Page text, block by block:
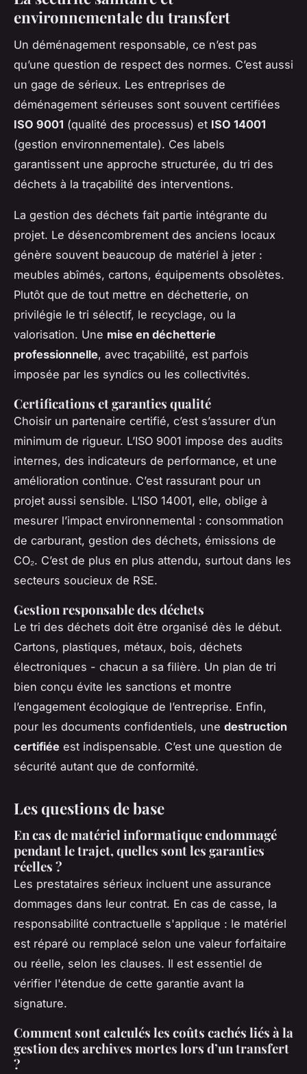
environnementale du transfert
Un déménagement responsable, ce n’est pas
qu’une question de respect des normes. C’est aussi
un gage de sérieux. Les entreprises de
déménagement sérieuses sont souvent certifiées
ISO 9001 (qualité des processus) et ISO 14001
(gestion environnementale). Ces labels
garantissent une approche structurée, du tri des
déchets à la traçabilité des interventions.
La gestion des déchets fait partie intégrante du
projet. Le désencombrement des anciens locaux
génère souvent beaucoup de matériel à jeter :
meubles abîmés, cartons, équipements obsolètes.
Plutôt que de tout mettre en déchetterie, on
privilégie le tri sélectif, le recyclage, ou la
valorisation. Une mise en déchetterie
professionnelle, avec traçabilité, est parfois
imposée par les syndics ou les collectivités.
Certifications et garanties qualité
Choisir un partenaire certifié, c’est s’assurer d’un
minimum de rigueur. L’ISO 9001 impose des audits
internes, des indicateurs de performance, et une
amélioration continue. C’est rassurant pour un
projet aussi sensible. L’ISO 14001, elle, oblige à
mesurer l’impact environnemental : consommation
de carburant, gestion des déchets, émissions de
CO₂. C’est de plus en plus attendu, surtout dans les
secteurs soucieux de RSE.
Gestion responsable des déchets
Le tri des déchets doit être organisé dès le début.
Cartons, plastiques, métaux, bois, déchets
électroniques - chacun a sa filière. Un plan de tri
bien conçu évite les sanctions et montre
l’engagement écologique de l’entreprise. Enfin,
pour les documents confidentiels, une destruction
certifiée est indispensable. C’est une question de
sécurité autant que de conformité.
Les questions de base
En cas de matériel informatique endommagé
pendant le trajet, quelles sont les garanties
réelles ?
Les prestataires sérieux incluent une assurance
dommages dans leur contrat. En cas de casse, la
responsabilité contractuelle s'applique : le matériel
est réparé ou remplacé selon une valeur forfaitaire
ou réelle, selon les clauses. Il est essentiel de
vérifier l'étendue de cette garantie avant la
signature.
Comment sont calculés les coûts cachés liés à la
gestion des archives mortes lors d’un transfert
?